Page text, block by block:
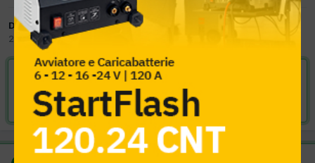
Da fabien
29 Marzo 2017in
VAI ALLA SOLUZIONE
Risolta da fabien,29 Marzo 2017